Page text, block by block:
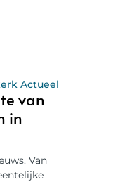
Actueel
van
in
Van